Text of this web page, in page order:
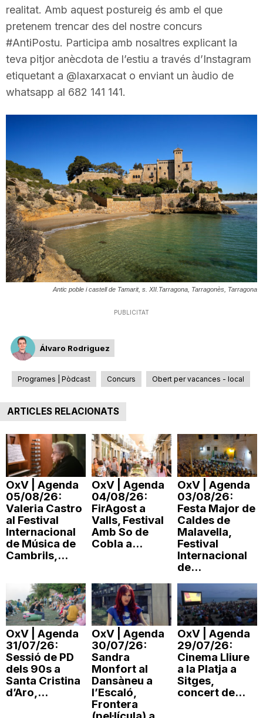
t
t
e
T
a
r
a
n
a
realitat. Amb aquest postureig és amb el que
pretenem trencar des del nostre concurs
#AntiPostu. Participa amb nosaltres explicant la
teva pitjor anècdota de l’estiu a través d’Instagram
etiquetant a @laxarxacat o enviant un àudio de
whatsapp al 682 141 141.
Antic poble i castell de Tamarit, s. XII.Tarragona, Tarragonès, Tarragona
PUBLICITAT
Álvaro Rodriguez
Programes | Pòdcast Concurs Obert per vacances - local
ARTICLES RELACIONATS
OxV | Agenda
05/08/26:
Valeria Castro
al Festival
Internacional
de Música de
Cambrils,...
OxV | Agenda
04/08/26:
FirAgost a
Valls, Festival
Amb So de
Cobla a...
OxV | Agenda
03/08/26:
Festa Major de
Caldes de
Malavella,
Festival
Internacional
de...
OxV | Agenda
31/07/26:
Sessió de PD
dels 90s a
Santa Cristina
d’Aro,...
OxV | Agenda
30/07/26:
Sandra
Monfort al
Dansàneu a
l’Escaló,
Frontera
OxV | Agenda
29/07/26:
Cinema Lliure
a la Platja a
Sitges,
concert de...